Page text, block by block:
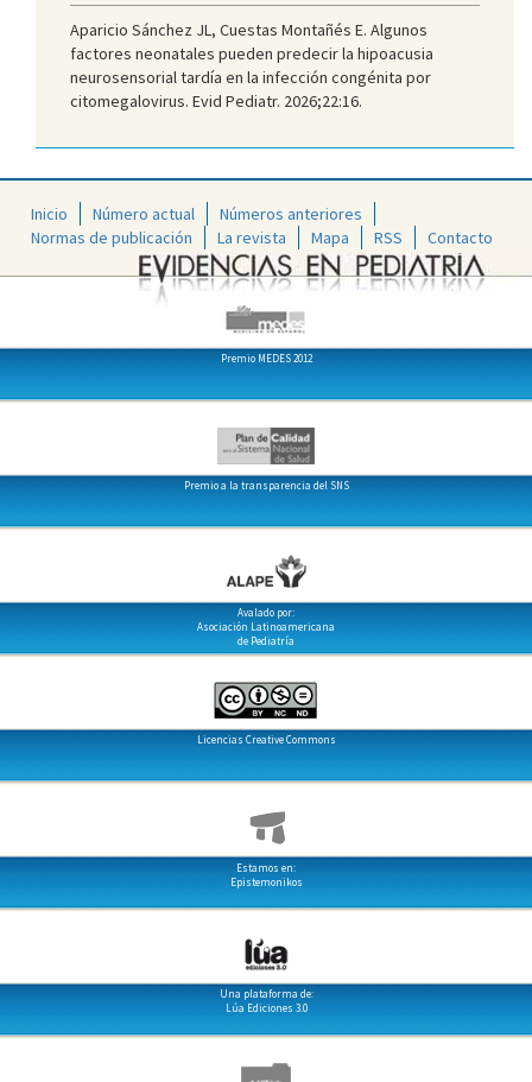
Aparicio Sánchez JL, Cuestas Montañés E. Algunos
factores neonatales pueden predecir la hipoacusia
neurosensorial tardía en la infección congénita por
citomegalovirus. Evid Pediatr. 2026;22:16.
Inicio Número actual
Números anteriores
Normas de publicación
La revista Mapa RSS Contacto
Premio MEDES 2012
Premio a la transparencia del SNS
Avalado por:
Asociación Latinoamericana
de Pediatría
Licencias Creative Commons
Estamos en:
Epistemonikos
Una plataforma de:
Lúa Ediciones 3.0